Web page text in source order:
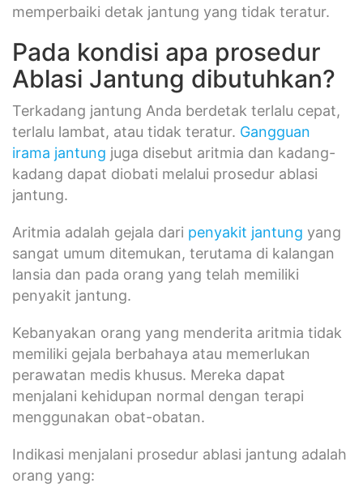
memperbaiki detak jantung yang tidak teratur.
Pada kondisi apa prosedur
Ablasi Jantung dibutuhkan?
Terkadang jantung Anda berdetak terlalu cepat,
terlalu lambat, atau tidak teratur. Gangguan
irama jantung juga disebut aritmia dan kadang-
kadang dapat diobati melalui prosedur ablasi
jantung.
Aritmia adalah gejala dari penyakit jantung yang
sangat umum ditemukan, terutama di kalangan
lansia dan pada orang yang telah memiliki
penyakit jantung.
Kebanyakan orang yang menderita aritmia tidak
memiliki gejala berbahaya atau memerlukan
perawatan medis khusus. Mereka dapat
menjalani kehidupan normal dengan terapi
menggunakan obat-obatan.
Indikasi menjalani prosedur ablasi jantung adalah
orang yang: